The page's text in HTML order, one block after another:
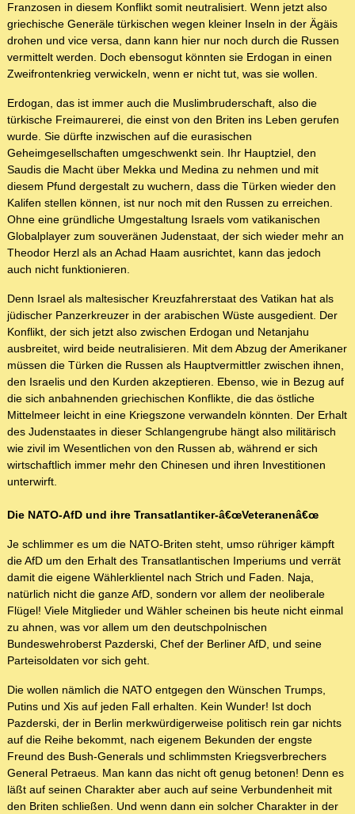
Franzosen in diesem Konflikt somit neutralisiert. Wenn jetzt also
griechische Generäle türkischen wegen kleiner Inseln in der Ägäis
drohen und vice versa, dann kann hier nur noch durch die Russen
vermittelt werden. Doch ebensogut könnten sie Erdogan in einen
Zweifrontenkrieg verwickeln, wenn er nicht tut, was sie wollen.
Erdogan, das ist immer auch die Muslimbruderschaft, also die
türkische Freimaurerei, die einst von den Briten ins Leben gerufen
wurde. Sie dürfte inzwischen auf die eurasischen
Geheimgesellschaften umgeschwenkt sein. Ihr Hauptziel, den
Saudis die Macht über Mekka und Medina zu nehmen und mit
diesem Pfund dergestalt zu wuchern, dass die Türken wieder den
Kalifen stellen können, ist nur noch mit den Russen zu erreichen.
Ohne eine gründliche Umgestaltung Israels vom vatikanischen
Globalplayer zum souveränen Judenstaat, der sich wieder mehr an
Theodor Herzl als an Achad Haam ausrichtet, kann das jedoch
auch nicht funktionieren.
Denn Israel als maltesischer Kreuzfahrerstaat des Vatikan hat als
jüdischer Panzerkreuzer in der arabischen Wüste ausgedient. Der
Konflikt, der sich jetzt also zwischen Erdogan und Netanjahu
ausbreitet, wird beide neutralisieren. Mit dem Abzug der Amerikaner
müssen die Türken die Russen als Hauptvermittler zwischen ihnen,
den Israelis und den Kurden akzeptieren. Ebenso, wie in Bezug auf
die sich anbahnenden griechischen Konflikte, die das östliche
Mittelmeer leicht in eine Kriegszone verwandeln könnten. Der Erhalt
des Judenstaates in dieser Schlangengrube hängt also militärisch
wie zivil im Wesentlichen von den Russen ab, während er sich
wirtschaftlich immer mehr den Chinesen und ihren Investitionen
unterwirft.
Die NATO-AfD und ihre Transatlantiker-â€œVeteranenâ€œ
Je schlimmer es um die NATO-Briten steht, umso rühriger kämpft
die AfD um den Erhalt des Transatlantischen Imperiums und verrät
damit die eigene Wählerklientel nach Strich und Faden. Naja,
natürlich nicht die ganze AfD, sondern vor allem der neoliberale
Flügel! Viele Mitglieder und Wähler scheinen bis heute nicht einmal
zu ahnen, was vor allem um den deutschpolnischen
Bundeswehroberst Pazderski, Chef der Berliner AfD, und seine
Parteisoldaten vor sich geht.
Die wollen nämlich die NATO entgegen den Wünschen Trumps,
Putins und Xis auf jeden Fall erhalten. Kein Wunder! Ist doch
Pazderski, der in Berlin merkwürdigerweise politisch rein gar nichts
auf die Reihe bekommt, nach eigenem Bekunden der engste
Freund des Bush-Generals und schlimmsten Kriegsverbrechers
General Petraeus. Man kann das nicht oft genug betonen! Denn es
läßt auf seinen Charakter aber auch auf seine Verbundenheit mit
den Briten schließen. Und wenn dann ein solcher Charakter in der